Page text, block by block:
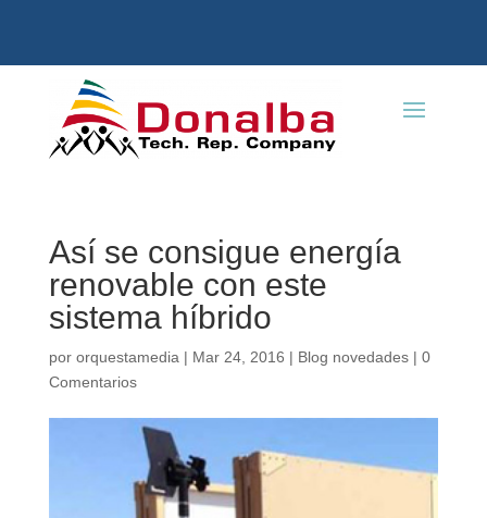
Así se consigue energía
renovable con este
sistema híbrido
por orquestamedia | Mar 24, 2016 | Blog novedades| 0
Comentarios